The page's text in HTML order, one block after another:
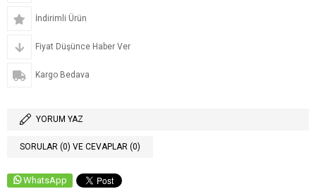
İndirimli Ürün
Fiyat Düşünce Haber Ver
Kargo Bedava
YORUM YAZ
SORULAR (0) VE CEVAPLAR (0)
WhatsApp